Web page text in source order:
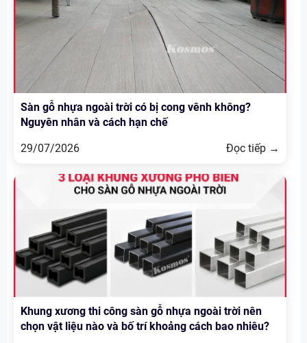
Sàn gỗ nhựa ngoài trời có bị cong vênh không?
Nguyên nhân và cách hạn chế
29/07/2026
Đọc tiếp →
Khung xương thi công sàn gỗ nhựa ngoài trời nên
chọn vật liệu nào và bố trí khoảng cách bao nhiêu?